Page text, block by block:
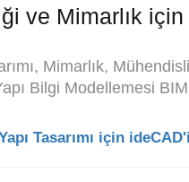
ve Mimarlık için
Mimarlık,
Bilgi Modellemesi
Tasarımı için